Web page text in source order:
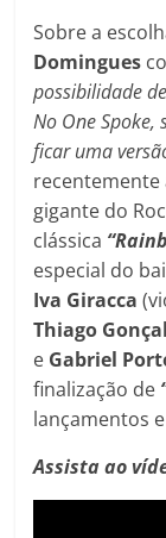
Sobre a
Domingues
possibilidade
No One
ficar uma
recentemente
gigante do
clássica
especial do
Iva Giracca
Thiago
e Gabriel
finalização de
lançamentos
Assista ao